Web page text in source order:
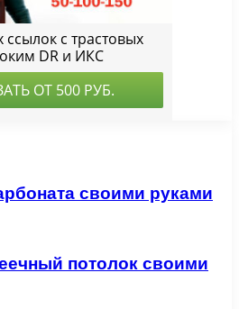
своими руками
потолок своими